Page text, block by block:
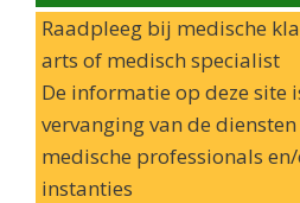
Raadpleeg bij medische
arts of medisch specialist
De informatie op deze site
vervanging van de
medische professionals
instanties